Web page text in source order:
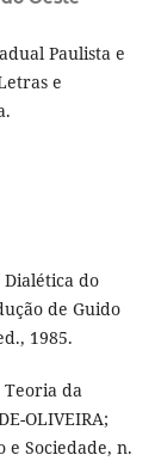
Paulista e
e
Dialética do
de Guido
1985.
Teoria da
OLIVEIRA;
e Sociedade, n.